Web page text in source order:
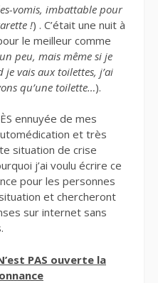
vomis, imbattable pour
!) . C’était une nuit à
le meilleur comme
peu, mais même si je
vais aux toilettes, j’ai
qu’une toilette…).
ennuyée de mes
et très
situation de crise
j’ai voulu écrire ce
pour les personnes
et chercheront
sur internet sans
PAS ouverte la